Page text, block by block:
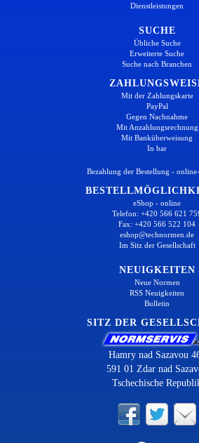
Dienstleistungen
SUCHE
Übliche Suche
Erweiterte Suche
Suche nach Branchen
Mit der Zahlungskarte
PayPal
Gegen Nachnahme
Mit Anzahlungsrechnung
Mit Banküberweisung
In bar
Bezahlung der Bestellung -
eShop - online
Telefon: +420 566 621
Fax: +420 566 522 104
eshop@technormen.de
Im Sitz der Gesellschaft
NEUIGKEITEN
Neue Normen
RSS Neuigkeiten
Bulletin
SITZ DER
Hamry nad Sazavou
591 01 Zdar nad
Tschechische